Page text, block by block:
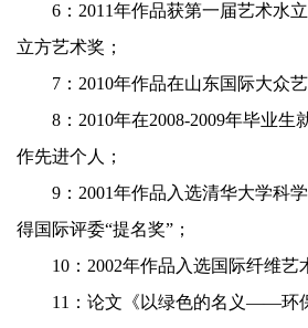
6：2011年作品获第一届艺术水
立方艺术奖；
7：2010年作品在山东国际大众
8：2010年在2008-2009年毕业生
作先进个人；
9：2001年作品入选清华大学科
得国际评委“提名奖”；
10：2002年作品入选国际纤维艺
11：论文《以绿色的名义——环